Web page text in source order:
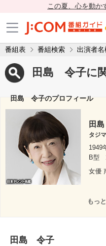
この夏、心を動か
番組表 番組検索 出演者名
田島 令子に
田島 令子のプロフィール
田
タジ
1949
B型
女優
もっ
田島 令子